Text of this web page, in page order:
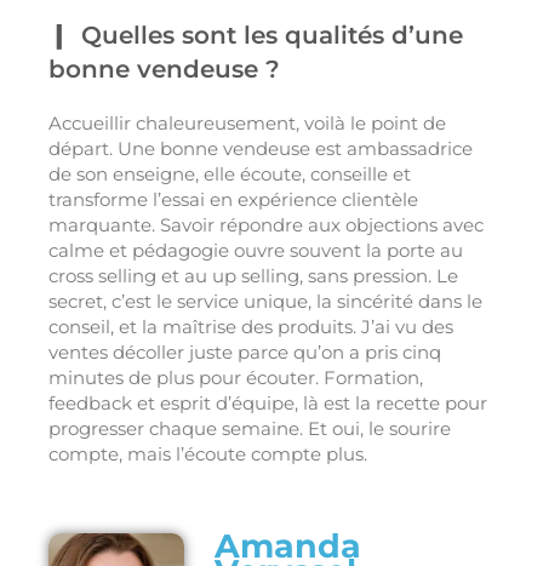
Quelles sont les qualités d’une
bonne vendeuse ?
Accueillir chaleureusement, voilà le point de
départ. Une bonne vendeuse est ambassadrice
de son enseigne, elle écoute, conseille et
transforme l’essai en expérience clientèle
marquante. Savoir répondre aux objections avec
calme et pédagogie ouvre souvent la porte au
cross selling et au up selling, sans pression. Le
secret, c’est le service unique, la sincérité dans le
conseil, et la maîtrise des produits. J’ai vu des
ventes décoller juste parce qu’on a pris cinq
minutes de plus pour écouter. Formation,
feedback et esprit d’équipe, là est la recette pour
progresser chaque semaine. Et oui, le sourire
compte, mais l’écoute compte plus.
Amanda